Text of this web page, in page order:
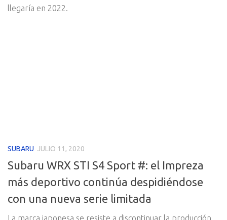
llegaría en 2022.
SUBARU JULIO 11, 2020
Subaru WRX STI S4 Sport #: el Impreza
más deportivo continúa despidiéndose
con una nueva serie limitada
La marca japonesa se resiste a discontinuar la producción